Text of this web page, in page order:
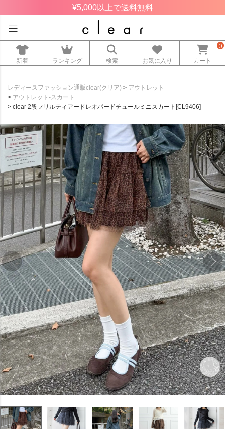
¥5,000以上で送料無料
新着 ランキング 検索 お気に入り カート
0
レディースファッション通販clear(クリア)
アウトレット
アウトレット-スカート
clear 2段フリルティアードレオパードチュールミニスカート[CL9406]